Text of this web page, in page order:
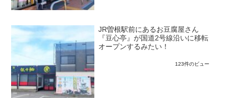
JR曽根駅前にあるお豆腐屋さん
『豆心亭』が国道2号線沿いに移転
オープンするみたい！
123件のビュー